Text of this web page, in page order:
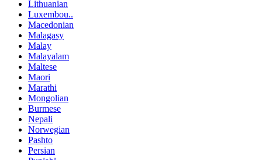
Lithuanian
Luxembou..
Macedonian
Malagasy
Malay
Malayalam
Maltese
Maori
Marathi
Mongolian
Burmese
Nepali
Norwegian
Pashto
Persian